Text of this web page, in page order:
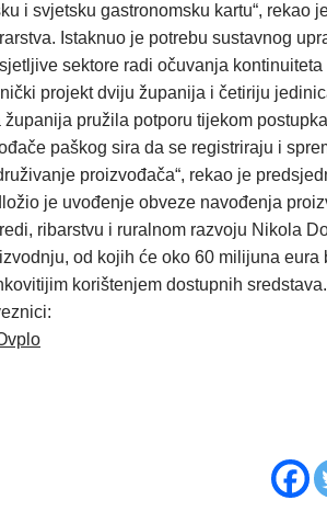
i svjetsku gastronomsku kartu“,
Istaknuo je potrebu sustavnog
sektore radi očuvanja
projekt dviju županija i četiriju
pružila potporu tijekom
paškog sira da se registriraju i
proizvođača“, rekao je
je uvođenje obveze navođenja
ribarstvu i ruralnom razvoju Nikola
od kojih će oko 60 milijuna
korištenjem dostupnih sredstava.